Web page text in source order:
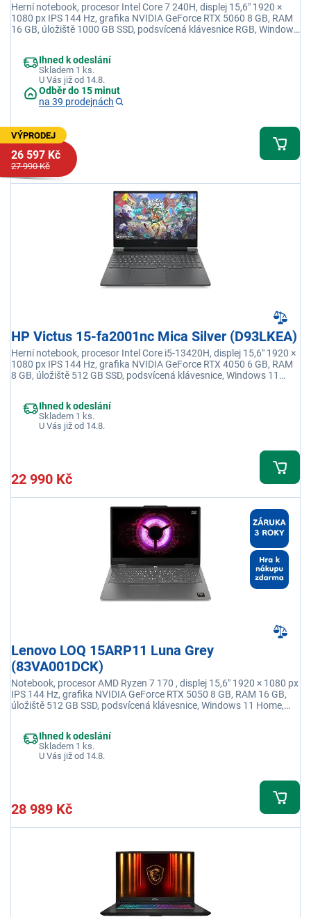
Herní notebook, procesor Intel Core 7 240H, displej 15,6" 1920 ×
1080 px IPS 144 Hz, grafika NVIDIA GeForce RTX 5060 8 GB, RAM
16 GB, úložiště 1000 GB SSD, podsvícená klávesnice RGB, Windows
Ihned k odeslání
Skladem 1 ks.
U Vás již od 14.8.
Odběr do 15 minut
na 39 prodejnách
VÝPRODEJ
26 597 Kč
27 990 Kč
HP Victus 15-fa2001nc Mica Silver (D93LKEA)
Herní notebook, procesor Intel Core i5-13420H, displej 15,6" 1920 ×
1080 px IPS 144 Hz, grafika NVIDIA GeForce RTX 4050 6 GB, RAM
8 GB, úložiště 512 GB SSD, podsvícená klávesnice, Windows 11
Ihned k odeslání
Skladem 1 ks.
U Vás již od 14.8.
22 990 Kč
Lenovo LOQ 15ARP11 Luna Grey
(83VA001DCK)
Notebook, procesor AMD Ryzen 7 170 , displej 15,6" 1920 × 1080 px
IPS 144 Hz, grafika NVIDIA GeForce RTX 5050 8 GB, RAM 16 GB,
úložiště 512 GB SSD, podsvícená klávesnice, Windows 11 Home,
Ihned k odeslání
Skladem 1 ks.
U Vás již od 14.8.
28 989 Kč